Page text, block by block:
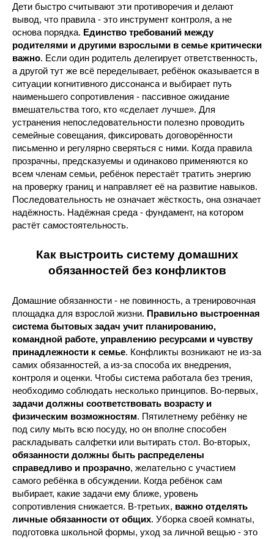
Дети быстро считывают эти противоречия и делают
вывод, что правила - это инструмент контроля, а не
основа порядка. Единство требований между
родителями и другими взрослыми в семье критически
важно. Если один родитель делегирует ответственность,
а другой тут же всё переделывает, ребёнок оказывается в
ситуации когнитивного диссонанса и выбирает путь
наименьшего сопротивления - пассивное ожидание
вмешательства того, кто «сделает лучше». Для
устранения непоследовательности полезно проводить
семейные совещания, фиксировать договорённости
письменно и регулярно сверяться с ними. Когда правила
прозрачны, предсказуемы и одинаково применяются ко
всем членам семьи, ребёнок перестаёт тратить энергию
на проверку границ и направляет её на развитие навыков.
Последовательность не означает жёсткость, она означает
надёжность. Надёжная среда - фундамент, на котором
растёт самостоятельность.
Как выстроить систему домашних
обязанностей без конфликтов
Домашние обязанности - не повинность, а тренировочная
площадка для взрослой жизни. Правильно выстроенная
система бытовых задач учит планированию,
командной работе, управлению ресурсами и чувству
принадлежности к семье. Конфликты возникают не из-за
самих обязанностей, а из-за способа их внедрения,
контроля и оценки. Чтобы система работала без трения,
необходимо соблюдать несколько принципов. Во-первых,
задачи должны соответствовать возрасту и
физическим возможностям. Пятилетнему ребёнку не
под силу мыть всю посуду, но он вполне способен
раскладывать салфетки или вытирать стол. Во-вторых,
обязанности должны быть распределены
справедливо и прозрачно, желательно с участием
самого ребёнка в обсуждении. Когда ребёнок сам
выбирает, какие задачи ему ближе, уровень
сопротивления снижается. В-третьих, важно отделять
личные обязанности от общих. Уборка своей комнаты,
подготовка школьной формы, уход за личной вещью - это